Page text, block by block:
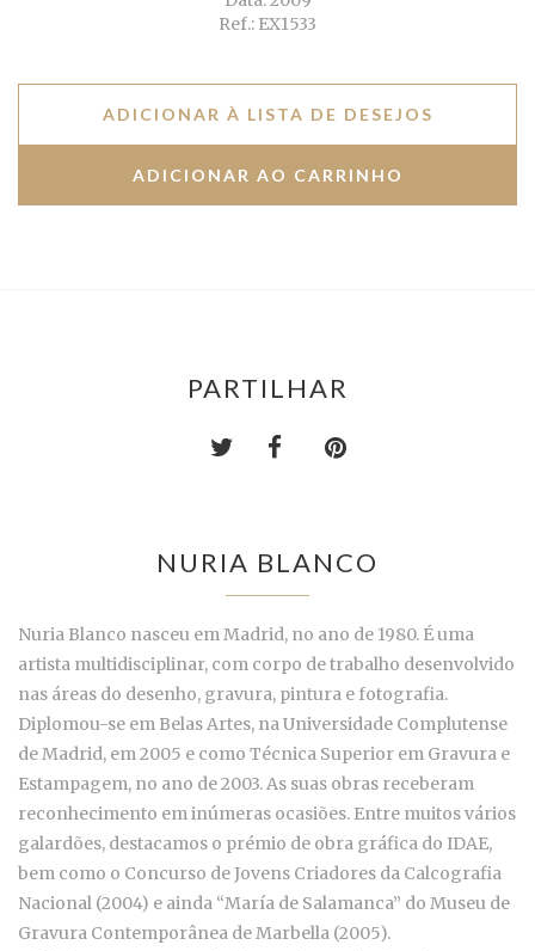
Ref.: EX1533
ADICIONAR À LISTA DE DESEJOS
PARTILHAR
NURIA BLANCO
Nuria Blanco nasceu em Madrid, no ano de 1980. É uma
artista multidisciplinar, com corpo de trabalho desenvolvido
nas áreas do desenho, gravura, pintura e fotografia.
Diplomou-se em Belas Artes, na Universidade Complutense
de Madrid, em 2005 e como Técnica Superior em Gravura e
Estampagem, no ano de 2003. As suas obras receberam
reconhecimento em inúmeras ocasiões. Entre muitos vários
galardões, destacamos o prémio de obra gráfica do IDAE,
bem como o Concurso de Jovens Criadores da Calcografia
Nacional (2004) e ainda “María de Salamanca” do Museu de
Gravura Contemporânea de Marbella (2005).